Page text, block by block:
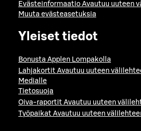
Evästeinformaatio Avautuu uuteen
Muuta evästeasetuksia
Yleiset tiedot
Bonusta Applen Lompakolla
Lahjakortit Avautuu uuteen
Medialle
Tietosuoja
Oiva-raportit Avautuu uuteen
Työpaikat Avautuu uuteen